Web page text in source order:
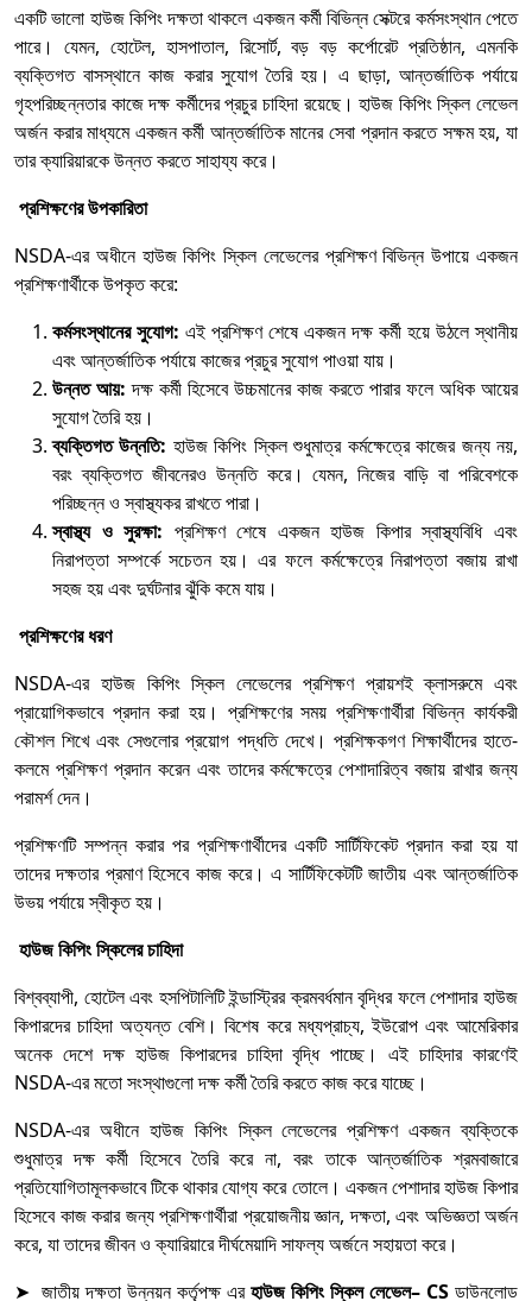
একটি ভালো হাউজ কিপিং দক্ষতা থাকলে একজন কর্মী বিভিন্ন সেক্টরে কর্মসংস্থান পেতে
পারে। যেমন, হোটেল, হাসপাতাল, রিসোর্ট, বড় বড় কর্পোরেট প্রতিষ্ঠান, এমনকি
ব্যক্তিগত বাসস্থানে কাজ করার সুযোগ তৈরি হয়। এ ছাড়া, আন্তর্জাতিক পর্যায়ে
গৃহপরিচ্ছন্নতার কাজে দক্ষ কর্মীদের প্রচুর চাহিদা রয়েছে। হাউজ কিপিং স্কিল লেভেল
অর্জন করার মাধ্যমে একজন কর্মী আন্তর্জাতিক মানের সেবা প্রদান করতে সক্ষম হয়, যা
তার ক্যারিয়ারকে উন্নত করতে সাহায্য করে।
প্রশিক্ষণের উপকারিতা
NSDA-এর অধীনে হাউজ কিপিং স্কিল লেভেলের প্রশিক্ষণ বিভিন্ন উপায়ে একজন
প্রশিক্ষণার্থীকে উপকৃত করে:
কর্মসংস্থানের সুযোগ: এই প্রশিক্ষণ শেষে একজন দক্ষ কর্মী হয়ে উঠলে স্থানীয়
এবং আন্তর্জাতিক পর্যায়ে কাজের প্রচুর সুযোগ পাওয়া যায়।
উন্নত আয়: দক্ষ কর্মী হিসেবে উচ্চমানের কাজ করতে পারার ফলে অধিক আয়ের
সুযোগ তৈরি হয়।
ব্যক্তিগত উন্নতি: হাউজ কিপিং স্কিল শুধুমাত্র কর্মক্ষেত্রে কাজের জন্য নয়,
বরং ব্যক্তিগত জীবনেরও উন্নতি করে। যেমন, নিজের বাড়ি বা পরিবেশকে
পরিচ্ছন্ন ও স্বাস্থ্যকর রাখতে পারা।
স্বাস্থ্য ও সুরক্ষা: প্রশিক্ষণ শেষে একজন হাউজ কিপার স্বাস্থ্যবিধি এবং
নিরাপত্তা সম্পর্কে সচেতন হয়। এর ফলে কর্মক্ষেত্রে নিরাপত্তা বজায় রাখা
সহজ হয় এবং দুর্ঘটনার ঝুঁকি কমে যায়।
প্রশিক্ষণের ধরণ
NSDA-এর হাউজ কিপিং স্কিল লেভেলের প্রশিক্ষণ প্রায়শই ক্লাসরুমে এবং
প্রায়োগিকভাবে প্রদান করা হয়। প্রশিক্ষণের সময় প্রশিক্ষণার্থীরা বিভিন্ন কার্যকরী
কৌশল শিখে এবং সেগুলোর প্রয়োগ পদ্ধতি দেখে। প্রশিক্ষকগণ শিক্ষার্থীদের হাতে-
কলমে প্রশিক্ষণ প্রদান করেন এবং তাদের কর্মক্ষেত্রে পেশাদারিত্ব বজায় রাখার জন্য
পরামর্শ দেন।
প্রশিক্ষণটি সম্পন্ন করার পর প্রশিক্ষণার্থীদের একটি সার্টিফিকেট প্রদান করা হয় যা
তাদের দক্ষতার প্রমাণ হিসেবে কাজ করে। এ সার্টিফিকেটটি জাতীয় এবং আন্তর্জাতিক
উভয় পর্যায়ে স্বীকৃত হয়।
হাউজ কিপিং স্কিলের চাহিদা
বিশ্বব্যাপী, হোটেল এবং হসপিটালিটি ইন্ডাস্ট্রির ক্রমবর্ধমান বৃদ্ধির ফলে পেশাদার হাউজ
কিপারদের চাহিদা অত্যন্ত বেশি। বিশেষ করে মধ্যপ্রাচ্য, ইউরোপ এবং আমেরিকার
অনেক দেশে দক্ষ হাউজ কিপারদের চাহিদা বৃদ্ধি পাচ্ছে। এই চাহিদার কারণেই
NSDA-এর মতো সংস্থাগুলো দক্ষ কর্মী তৈরি করতে কাজ করে যাচ্ছে।
NSDA-এর অধীনে হাউজ কিপিং স্কিল লেভেলের প্রশিক্ষণ একজন ব্যক্তিকে
শুধুমাত্র দক্ষ কর্মী হিসেবে তৈরি করে না, বরং তাকে আন্তর্জাতিক শ্রমবাজারে
প্রতিযোগিতামূলকভাবে টিকে থাকার যোগ্য করে তোলে। একজন পেশাদার হাউজ কিপার
হিসেবে কাজ করার জন্য প্রশিক্ষণার্থীরা প্রয়োজনীয় জ্ঞান, দক্ষতা, এবং অভিজ্ঞতা অর্জন
করে, যা তাদের জীবন ও ক্যারিয়ারে দীর্ঘমেয়াদি সাফল্য অর্জনে সহায়তা করে।
➤ জাতীয় দক্ষতা উন্নয়ন কর্তৃপক্ষ এরহাউজ কিপিং স্কিল লেভেল– CS ডাউনলোড